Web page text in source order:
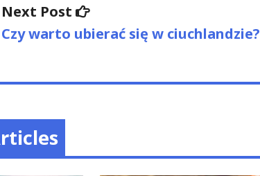
Next Post
Next
post:
Czy warto ubierać się w ciuchlandzie?